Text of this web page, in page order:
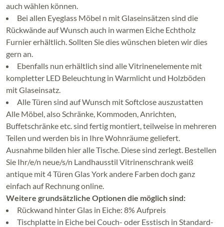
auch wählen können.
Bei allen Eyeglass Möbel n mit Glaseinsätzen sind die
Rückwände auf Wunsch auch in warmen Eiche Echtholz
Furnier erhältlich. Sollten Sie dies wünschen bieten wir dies
gern an.
Ebenfalls nun erhältlich sind alle Vitrinenelemente mit
kompletter LED Beleuchtung in Warmlicht und Holzböden
mit Glaseinsatz.
Alle Türen sind auf Wunsch mit Softclose auszustatten
Alle Möbel, also Schränke, Kommoden, Anrichten,
Buffetschränke etc. sind fertig montiert, teilweise in mehreren
Teilen und werden bis in Ihre Wohnräume geliefert.
Ausnahme bilden hier alle Tische. Diese sind zerlegt. Bestellen
Sie Ihr/e/n neue/s/n Landhausstil Vitrinenschrank weiß
antique mit 4 Türen Glas York andere Farben doch ganz
einfach auf Rechnung online.
Weitere grundsätzliche Optionen die möglich sind:
Rückwand hinter Glas in Eiche: 8% Aufpreis
Tischplatte in Eiche bei Couch- oder Esstisch in Standard-